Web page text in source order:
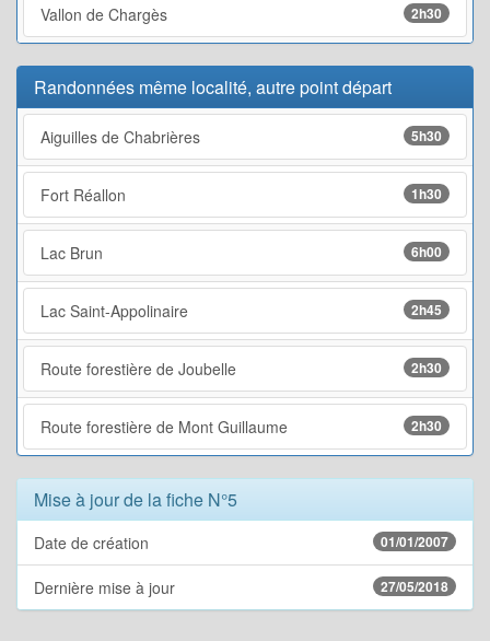
Vallon de Chargès 2h30
Randonnées même localité, autre point départ
Aiguilles de Chabrières 5h30
Fort Réallon 1h30
Lac Brun 6h00
Lac Saint-Appolinaire 2h45
Route forestière de Joubelle 2h30
Route forestière de Mont Guillaume 2h30
Mise à jour de la fiche N°5
Date de création 01/01/2007
Dernière mise à jour 27/05/2018